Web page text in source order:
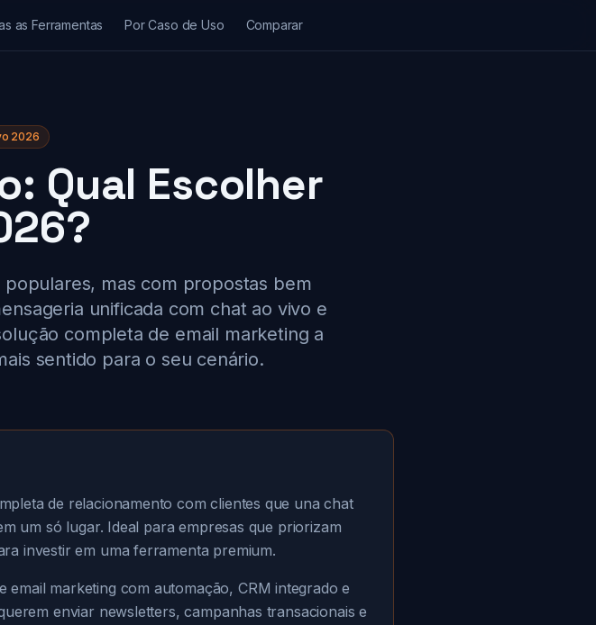
as Ferramentas Por Caso de Uso Comparar
2026
Qual Escolher
mas com propostas bem
unificada com chat ao vivo e
completa de email marketing a
sentido para o seu cenário.
de relacionamento com clientes que una chat
um só lugar. Ideal para empresas que priorizam
investir em uma ferramenta premium.
marketing com automação, CRM integrado e
enviar newsletters, campanhas transacionais e